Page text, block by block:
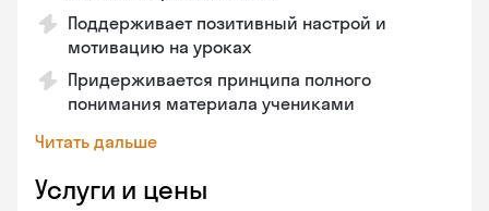
Поддерживает позитивный настрой и
мотивацию на уроках
Придерживается принципа полного
понимания материала учениками
Читать дальше
Услуги и цены